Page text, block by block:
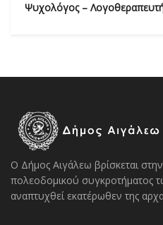
Ψυχολόγος –
Ο Δήμος Αιγάλεω βρίσκεται
πολεοδομικού συγκροτήματος
αναπτυχθεί εκατέρωθεν της